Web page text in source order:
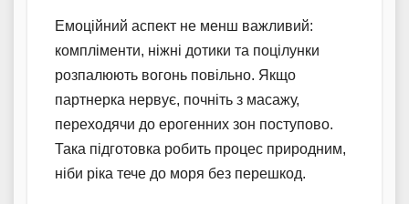
Емоційний аспект не менш важливий:
компліменти, ніжні дотики та поцілунки
розпалюють вогонь повільно. Якщо
партнерка нервує, почніть з масажу,
переходячи до ерогенних зон поступово.
Така підготовка робить процес природним,
ніби ріка тече до моря без перешкод.